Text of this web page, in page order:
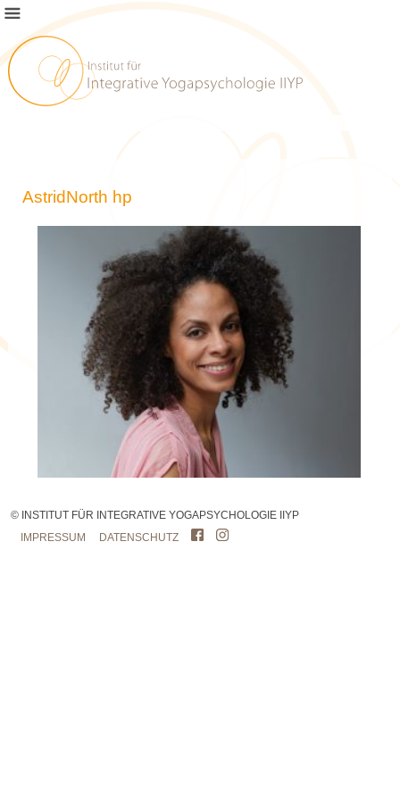
AstridNorth hp
© INSTITUT FÜR INTEGRATIVE YOGAPSYCHOLOGIE IIYP
IMPRESSUM DATENSCHUTZ